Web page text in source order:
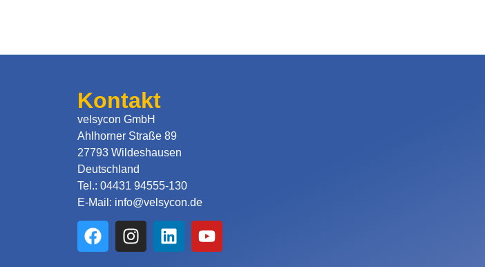
Kontakt
velsycon GmbH
Ahlhorner Straße 89
27793 Wildeshausen
Deutschland
Tel.: 04431 94555-130
E-Mail: info@velsycon.de